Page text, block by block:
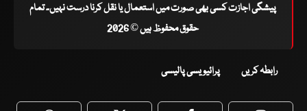
پیشگی اجازت کسی بھی صورت میں استعمال یا نقل کرنا درست نہیں۔ تمام
حقوق محفوظ ہیں © 2026
رابطہ کریں پرائیویسی پالیسی